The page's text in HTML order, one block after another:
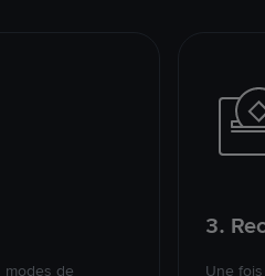
modes de
3.
Une